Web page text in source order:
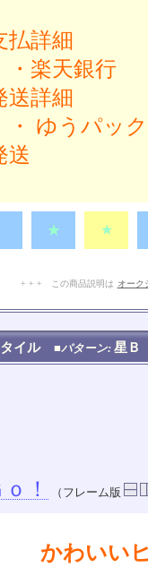
払詳細
・楽天銀行
送詳細
・ ゆうパッ
送
★ ★
+ + + この商品説明は オーク
タイル ■パターン: 星
！ （フレーム版
かわいい